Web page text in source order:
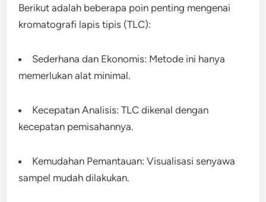
Berikut adalah beberapa poin penting mengenai
kromatografi lapis tipis (TLC):
Sederhana dan Ekonomis: Metode ini hanya
memerlukan alat minimal.
Kecepatan Analisis: TLC dikenal dengan
kecepatan pemisahannya.
Kemudahan Pemantauan: Visualisasi senyawa
sampel mudah dilakukan.